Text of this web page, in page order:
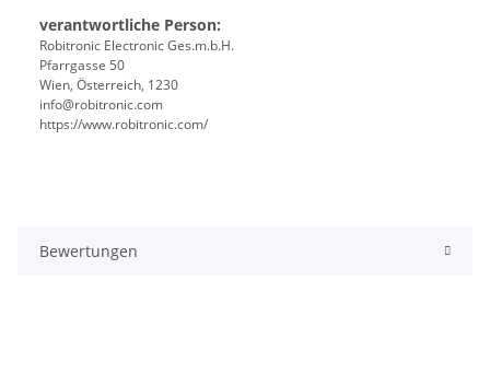
verantwortliche Person:
Robitronic Electronic Ges.m.b.H.
Pfarrgasse 50
Wien, Österreich, 1230
info@robitronic.com
https://www.robitronic.com/
Bewertungen